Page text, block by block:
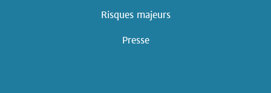
Risques majeurs
Presse